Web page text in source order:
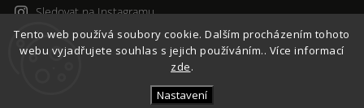
Tento web používá soubory cookie. Dalším procházením tohoto
webu vyjadřujete souhlas s jejich používáním.. Více informací
zde.
Nastavení
Sledovat na Instagramu
Copyright 2026Česká Síťovka - NETTY. Všechna práva
vyhrazena.
Upravit nastavení cookies